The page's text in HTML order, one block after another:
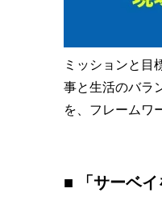
ミッションと目
事と生活のバラ
を、フレームワ
■ 「サーベ